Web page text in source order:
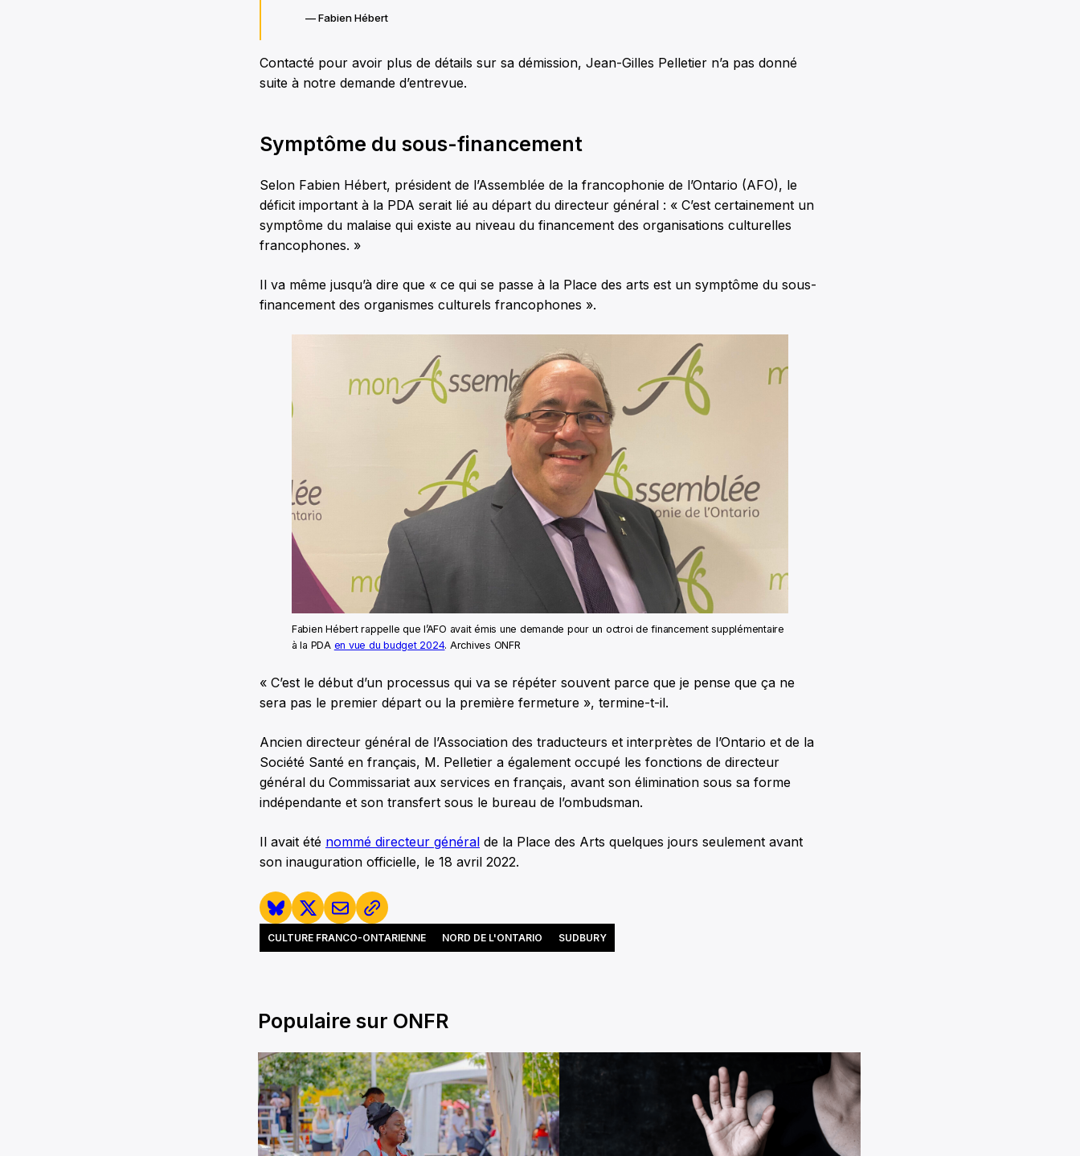
— Fabien Hébert
Contacté pour avoir plus de détails sur sa démission, Jean-Gilles Pelletier n’a pas donné
suite à notre demande d’entrevue.
Symptôme du sous-financement
Selon Fabien Hébert, président de l’Assemblée de la francophonie de l’Ontario (AFO), le
déficit important à la PDA serait lié au départ du directeur général : « C’est certainement un
symptôme du malaise qui existe au niveau du financement des organisations culturelles
francophones. »
Il va même jusqu’à dire que « ce qui se passe à la Place des arts est un symptôme du sous-
financement des organismes culturels francophones ».
Fabien Hébert rappelle que l’AFO avait émis une demande pour un octroi de financement supplémentaire
à la PDA en vue du budget 2024. Archives ONFR
« C’est le début d’un processus qui va se répéter souvent parce que je pense que ça ne
sera pas le premier départ ou la première fermeture », termine-t-il.
Ancien directeur général de l’Association des traducteurs et interprètes de l’Ontario et de la
Société Santé en français, M. Pelletier a également occupé les fonctions de directeur
général du Commissariat aux services en français, avant son élimination sous sa forme
indépendante et son transfert sous le bureau de l’ombudsman.
Il avait été nommé directeur général de la Place des Arts quelques jours seulement avant
son inauguration officielle, le 18 avril 2022.
CULTURE FRANCO-ONTARIENNE NORD DE L'ONTARIO SUDBURY
Populaire sur ONFR